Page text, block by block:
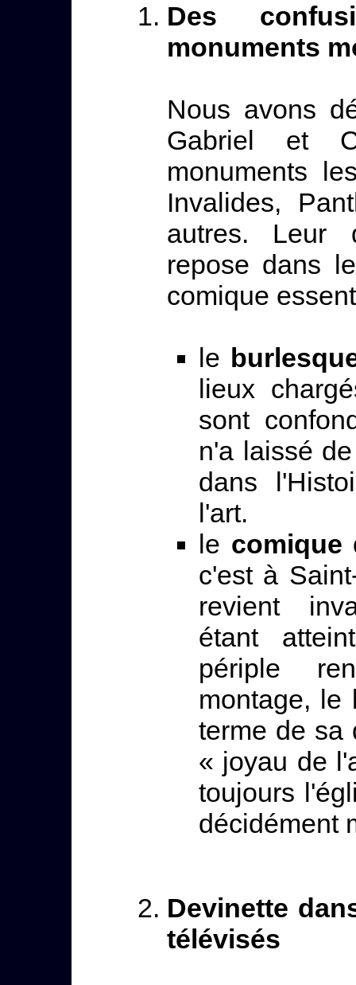
Des
monuments
Nous avons
Gabriel et
monuments
Invalides,
autres. Leur
repose dans
comique
le
lieux
sont
n'a laissé
dans
l'art.
le comique
c'est à
revient
étant
périple
montage, le
terme de sa
« joyau de
toujours
décidément
Devinette
télévisés